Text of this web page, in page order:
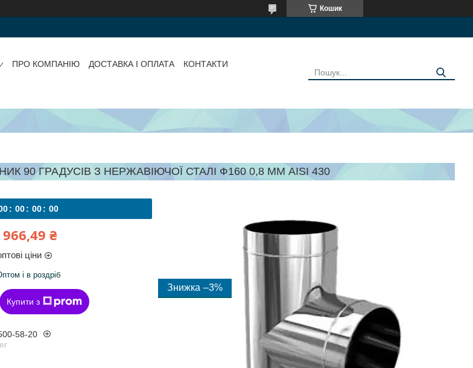
Кошик
ПРО КОМПАНІЮ ДОСТАВКА І ОПЛАТА
КОНТАКТИ
90 ГРАДУСІВ З НЕРЖАВІЮЧОЇ СТАЛІ Ф160 0,8 ММ AISI 430
0 00 00 00
966,49 ₴
ціни
і в роздріб
Купити з
58-20
–3%